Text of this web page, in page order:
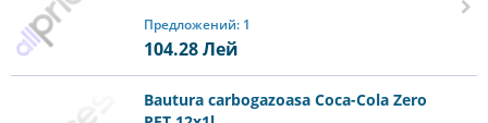
Предложений: 1
104.28Лей
Bautura carbogazoasa Coca-Cola Zero